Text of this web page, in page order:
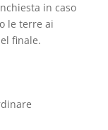
in caso
le terre ai
finale.